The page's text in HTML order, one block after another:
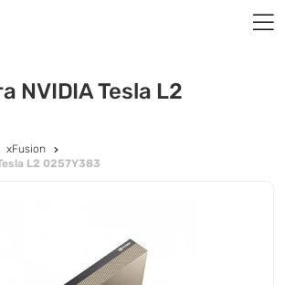
NVIDIA Tesla L2
xFusion
L2 0257Y383